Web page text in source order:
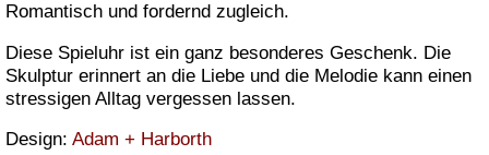
Romantisch und fordernd zugleich.
Diese Spieluhr ist ein ganz besonderes Geschenk. Die
Skulptur erinnert an die Liebe und die Melodie kann einen
stressigen Alltag vergessen lassen.
Design: Adam + Harborth